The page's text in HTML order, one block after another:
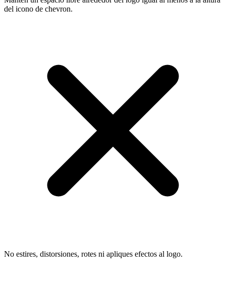
del icono de chevron.
No estires, distorsiones, rotes ni apliques efectos al logo.